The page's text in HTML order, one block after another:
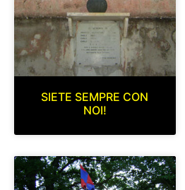
SIETE SEMPRE CON
NOI!